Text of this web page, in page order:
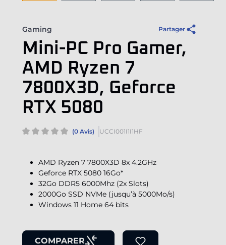
Gaming Partager
Mini-PC Pro Gamer,
AMD Ryzen 7
7800X3D, Geforce
RTX 5080
(0 Avis) UCCI001I1I1HF
AMD Ryzen 7 7800X3D 8x 4.2GHz
Geforce RTX 5080 16Go*
32Go DDR5 6000Mhz (2x Slots)
2000Go SSD NVMe (jusqu’à 5000Mo/s)
Windows 11 Home 64 bits
COMPARER